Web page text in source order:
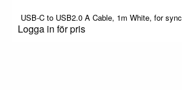
USB-C to USB2.0 A Cable, 1m White, for
Logga in för pris